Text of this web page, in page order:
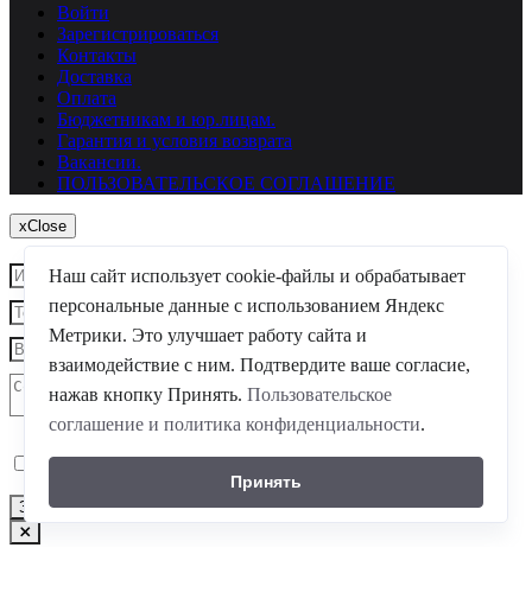
Войти
Зарегистрироваться
Контакты
Доставка
Оплата
Бюджетникам и юр.лицам.
Гарантия и условия возврата
Вакансии.
ПОЛЬЗОВАТЕЛЬСКОЕ СОГЛАШЕНИЕ
xClose
Я согласен
Закрыть Заказать звонок
Наш сайт использует cookie-файлы и обрабатывает
персональные данные с использованием Яндекс
Метрики. Это улучшает работу сайта и
взаимодействие с ним. Подтвердите ваше согласие,
нажав кнопку Принять. Пользовательское
соглашение и политика конфиденциальности.
Принять